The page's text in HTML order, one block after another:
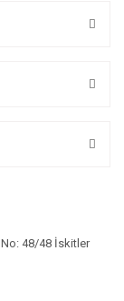
No: 48/48 İskitler